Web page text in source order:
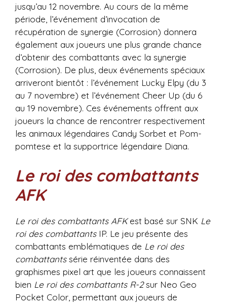
jusqu’au 12 novembre. Au cours de la même
période, l’événement d’invocation de
récupération de synergie (Corrosion) donnera
également aux joueurs une plus grande chance
d’obtenir des combattants avec la synergie
(Corrosion). De plus, deux événements spéciaux
arriveront bientôt : l’événement Lucky Elpy (du 3
au 7 novembre) et l’événement Cheer Up (du 6
au 19 novembre). Ces événements offrent aux
joueurs la chance de rencontrer respectivement
les animaux légendaires Candy Sorbet et Pom-
pomtese et la supportrice légendaire Diana.
Le roi des combattants
AFK
Le roi des combattants AFKest basé sur SNK Le
roi des combattantsIP. Le jeu présente des
combattants emblématiques de Le roi des
combattantssérie réinventée dans des
graphismes pixel art que les joueurs connaissent
bien Le roi des combattants R-2sur Neo Geo
Pocket Color, permettant aux joueurs de